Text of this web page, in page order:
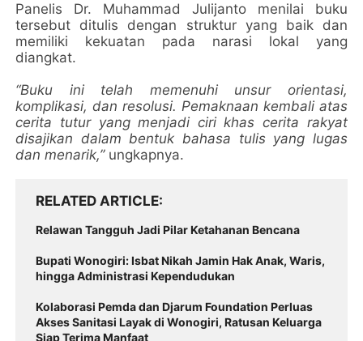
Panelis Dr. Muhammad Julijanto menilai buku
tersebut ditulis dengan struktur yang baik dan
memiliki kekuatan pada narasi lokal yang
diangkat.
“Buku ini telah memenuhi unsur orientasi,
komplikasi, dan resolusi. Pemaknaan kembali atas
cerita tutur yang menjadi ciri khas cerita rakyat
disajikan dalam bentuk bahasa tulis yang lugas
dan menarik,”ungkapnya.
RELATED ARTICLE
Relawan Tangguh Jadi Pilar Ketahanan Bencana
Bupati Wonogiri: Isbat Nikah Jamin Hak Anak, Waris,
hingga Administrasi Kependudukan
Kolaborasi Pemda dan Djarum Foundation Perluas
Akses Sanitasi Layak di Wonogiri, Ratusan Keluarga
Siap Terima Manfaat